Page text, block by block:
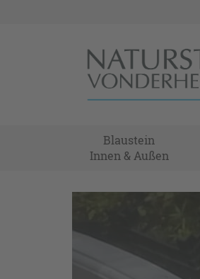
Blaustein
Innen & Außen